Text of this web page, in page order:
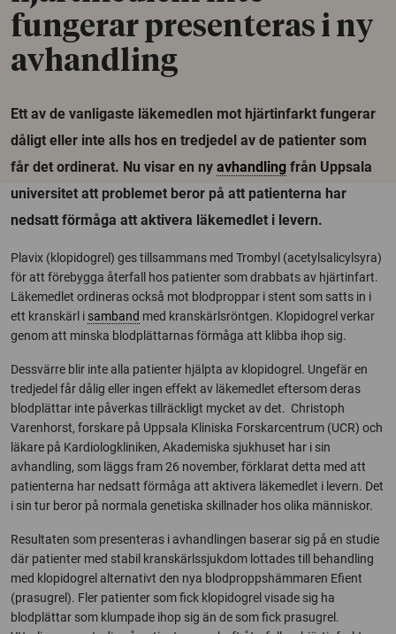
fungerar presenteras i ny
avhandling
Ett av de vanligaste läkemedlen mot hjärtinfarkt fungerar
dåligt eller inte alls hos en tredjedel av de patienter som
får det ordinerat. Nu visar en ny avhandling från Uppsala
universitet att problemet beror på att patienterna har
nedsatt förmåga att aktivera läkemedlet i levern.
Plavix (klopidogrel) ges tillsammans med Trombyl (acetylsalicylsyra)
för att förebygga återfall hos patienter som drabbats av hjärtinfart.
Läkemedlet ordineras också mot blodproppar i stent som satts in i
ett kranskärl i samband med kranskärlsröntgen. Klopidogrel verkar
genom att minska blodplättarnas förmåga att klibba ihop sig.
Dessvärre blir inte alla patienter hjälpta av klopidogrel. Ungefär en
tredjedel får dålig eller ingen effekt av läkemedlet eftersom deras
blodplättar inte påverkas tillräckligt mycket av det. Christoph
Varenhorst, forskare på Uppsala Kliniska Forskarcentrum (UCR) och
läkare på Kardiologkliniken, Akademiska sjukhuset har i sin
avhandling, som läggs fram 26 november, förklarat detta med att
patienterna har nedsatt förmåga att aktivera läkemedlet i levern. Det
i sin tur beror på normala genetiska skillnader hos olika människor.
Resultaten som presenteras i avhandlingen baserar sig på en studie
där patienter med stabil kranskärlssjukdom lottades till behandling
med klopidogrel alternativt den nya blodproppshämmaren Efient
(prasugrel). Fler patienter som fick klopidogrel visade sig ha
blodplättar som klumpade ihop sig än de som fick prasugrel.